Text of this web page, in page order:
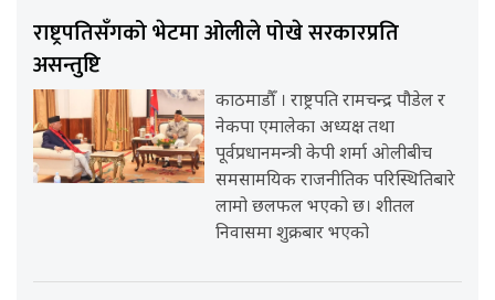
राष्ट्रपतिसँगको भेटमा ओलीले पोखे सरकारप्रति
असन्तुष्टि
काठमाडौँ । राष्ट्रपति रामचन्द्र पौडेल र
नेकपा एमालेका अध्यक्ष तथा
पूर्वप्रधानमन्त्री केपी शर्मा ओलीबीच
समसामयिक राजनीतिक परिस्थितिबारे
लामो छलफल भएको छ। शीतल
निवासमा शुक्रबार भएको